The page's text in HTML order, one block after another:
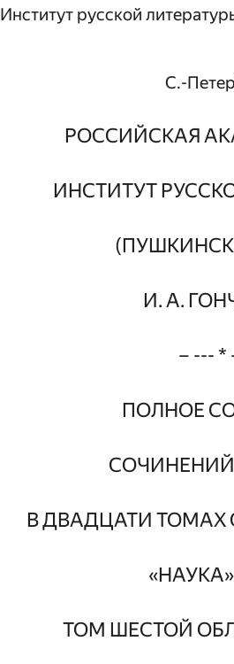
Институт русской
С.-
РОССИЙСКАЯ
ИНСТИТУТ
И. А.
– --- *
ПОЛНОЕ
В ДВАДЦАТИ ТОМАХ
ТОМ ШЕСТОЙ